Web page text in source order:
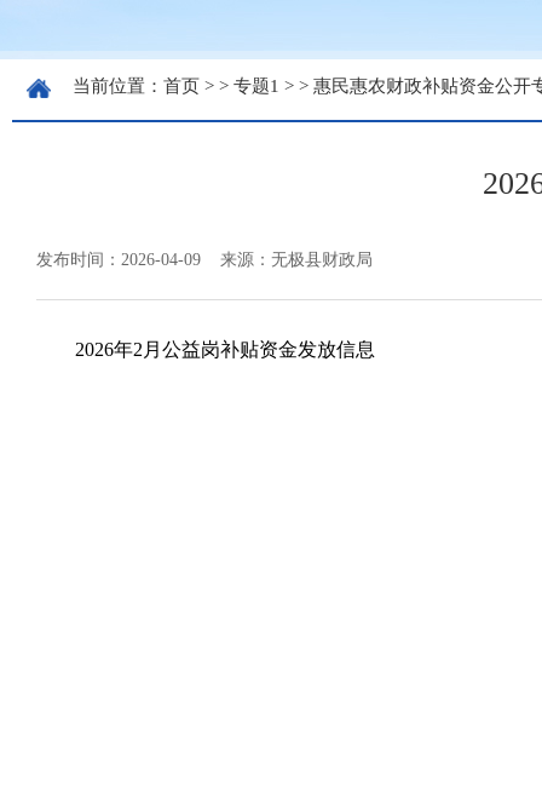
当前位置： 首页 > > 专题1 > > 惠民惠农财政补贴资金公开
发布时间：2026-04-09 来源：无极县财政局
2026年2月公益岗补贴资金发放信息